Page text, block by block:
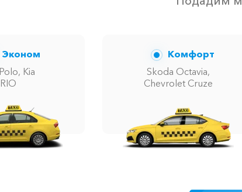
Эконом
Kia
RIO
Комфорт
Skoda Octavia,
Chevrolet Cruze